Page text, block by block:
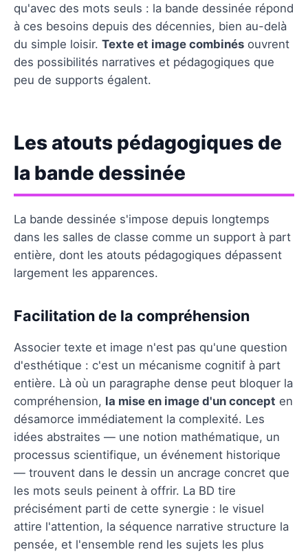
Impact culturel et social de la bande dessinée
Questions fréquentes
qu'avec des mots seuls : la bande dessinée répond
à ces besoins depuis des décennies, bien au-delà
du simple loisir. Texte et image combinés ouvrent
des possibilités narratives et pédagogiques que
peu de supports égalent.
Les atouts pédagogiques de
la bande dessinée
La bande dessinée s'impose depuis longtemps
dans les salles de classe comme un support à part
entière, dont les atouts pédagogiques dépassent
largement les apparences.
Facilitation de la compréhension
Associer texte et image n'est pas qu'une question
d'esthétique : c'est un mécanisme cognitif à part
entière. Là où un paragraphe dense peut bloquer la
compréhension, la mise en image d'un concept en
désamorce immédiatement la complexité. Les
idées abstraites — une notion mathématique, un
processus scientifique, un événement historique
— trouvent dans le dessin un ancrage concret que
les mots seuls peinent à offrir. La BD tire
précisément parti de cette synergie : le visuel
attire l'attention, la séquence narrative structure la
pensée, et l'ensemble rend les sujets les plus